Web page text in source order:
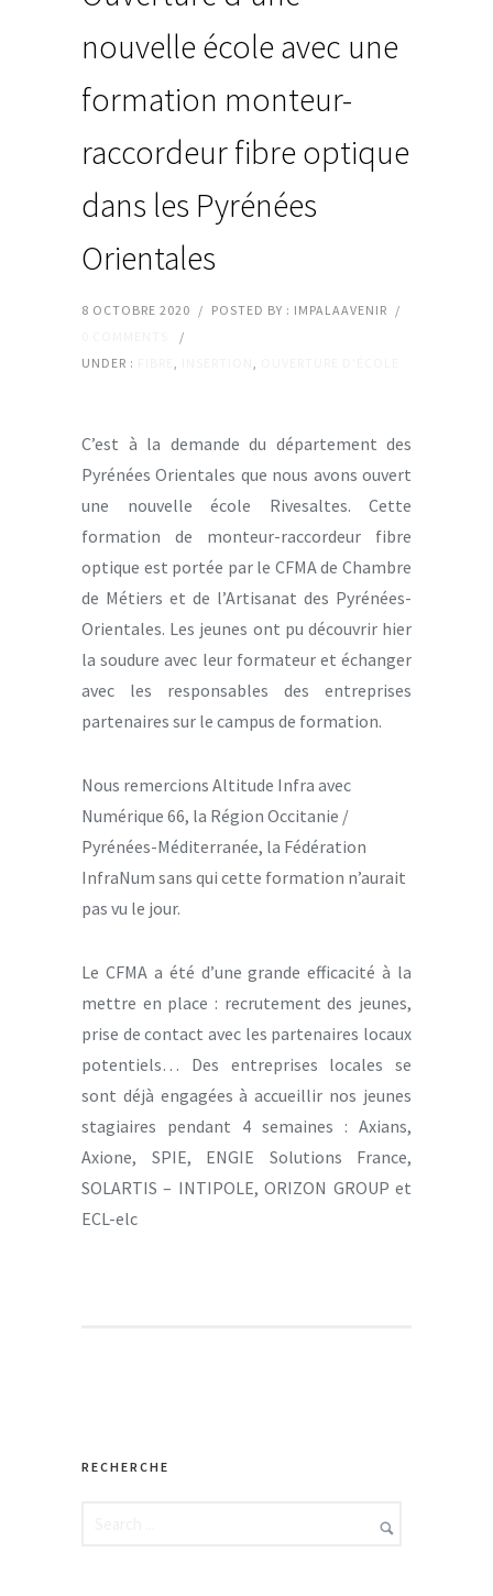
nouvelle école avec une
formation monteur-
raccordeur fibre optique
dans les Pyrénées
Orientales
8 OCTOBRE 2020 / POSTED BY : IMPALAAVENIR /
/
UNDER :
C’est à la demande du département des
Pyrénées Orientales que nous avons ouvert
une nouvelle école Rivesaltes. Cette
formation de monteur-raccordeur fibre
optique est portée par le CFMA de Chambre
de Métiers et de l’Artisanat des Pyrénées-
Orientales. Les jeunes ont pu découvrir hier
la soudure avec leur formateur et échanger
avec les responsables des entreprises
partenaires sur le campus de formation.
Nous remercions Altitude Infra avec
Numérique 66, la Région Occitanie /
Pyrénées-Méditerranée, la Fédération
InfraNum sans qui cette formation n’aurait
pas vu le jour.
Le CFMA a été d’une grande efficacité à la
mettre en place : recrutement des jeunes,
prise de contact avec les partenaires locaux
potentiels… Des entreprises locales se
sont déjà engagées à accueillir nos jeunes
stagiaires pendant 4 semaines : Axians,
Axione, SPIE, ENGIE Solutions France,
SOLARTIS – INTIPOLE, ORIZON GROUP et
ECL-elc
RECHERCHE